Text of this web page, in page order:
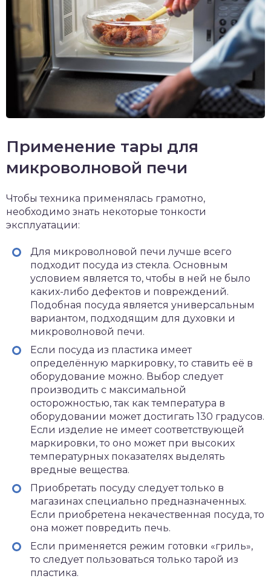
Применение тары для
микроволновой печи
Чтобы техника применялась грамотно,
необходимо знать некоторые тонкости
эксплуатации:
Для микроволновой печи лучше всего
подходит посуда из стекла. Основным
условием является то, чтобы в ней не было
каких-либо дефектов и повреждений.
Подобная посуда является универсальным
вариантом, подходящим для духовки и
микроволновой печи.
Если посуда из пластика имеет
определённую маркировку, то ставить её в
оборудование можно. Выбор следует
производить с максимальной
осторожностью, так как температура в
оборудовании может достигать 130 градусов.
Если изделие не имеет соответствующей
маркировки, то оно может при высоких
температурных показателях выделять
вредные вещества.
Приобретать посуду следует только в
магазинах специально предназначенных.
Если приобретена некачественная посуда, то
она может повредить печь.
Если применяется режим готовки «гриль»,
то следует пользоваться только тарой из
пластика.